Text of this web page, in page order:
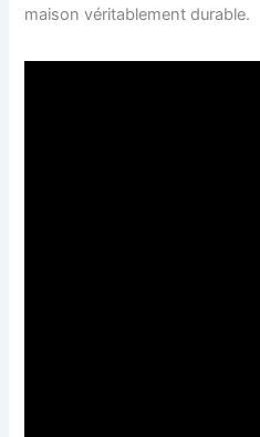
maison véritablement durable.